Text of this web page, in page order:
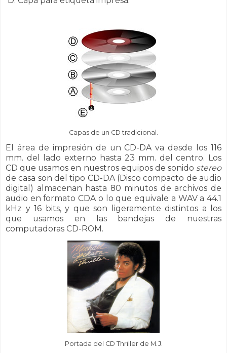
Capas de un CD tradicional.
El área de impresión de un CD-DA va desde los 116
mm. del lado externo hasta 23 mm. del centro. Los
CD que usamos en nuestros equipos de sonido stereo
de casa son del tipo CD-DA (Disco compacto de audio
digital) almacenan hasta 80 minutos de archivos de
audio en formato CDA o lo que equivale a WAV a 44.1
kHz y 16 bits, y que son ligeramente distintos a los
que usamos en las bandejas de nuestras
computadoras CD-ROM.
Portada del CD Thriller de M.J.